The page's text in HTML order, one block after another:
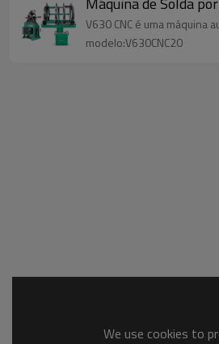
V630 CNC é uma
modelo:V630CNC20
We use cookies to